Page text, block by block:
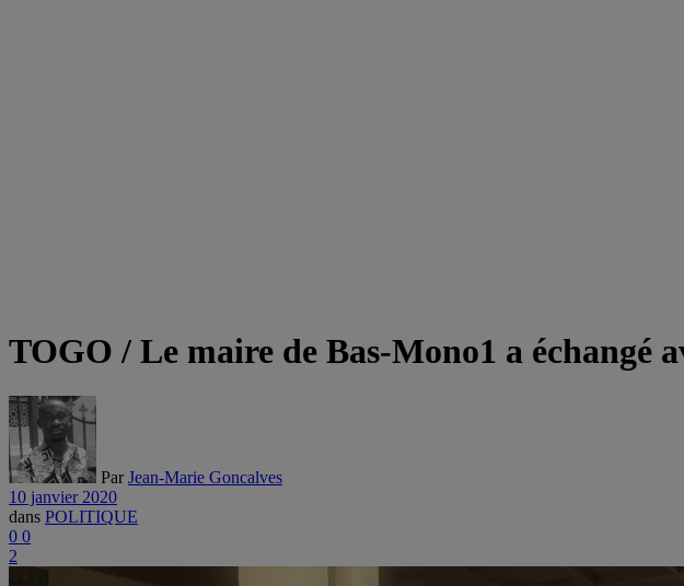
TOGO / Le maire de Bas-Mono1 a échangé
Par Jean-Marie Goncalves
10 janvier 2020
dans POLITIQUE
0 0
2